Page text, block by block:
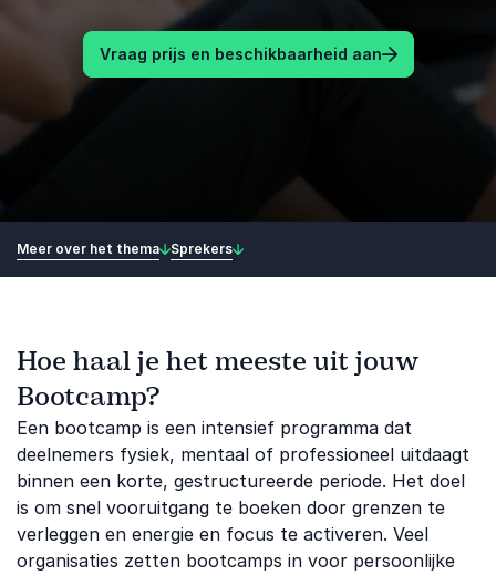
Vraag prijs en beschikbaarheid aan
Meer over het thema Sprekers
Hoe haal je het meeste uit jouw
Bootcamp?
Een bootcamp is een intensief programma dat
deelnemers fysiek, mentaal of professioneel uitdaagt
binnen een korte, gestructureerde periode. Het doel
is om snel vooruitgang te boeken door grenzen te
verleggen en energie en focus te activeren. Veel
organisaties zetten bootcamps in voor persoonlijke